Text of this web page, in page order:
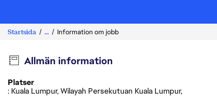
Startsida ... Information om jobb
Allmän information
Platser
: Kuala Lumpur, Wilayah Persekutuan Kuala Lumpur,